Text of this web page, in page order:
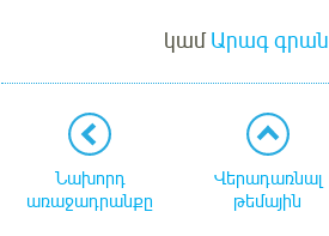
կամԱրագ
Նախորդ
առաջադրանքը
Վերադառնալ
թեմային